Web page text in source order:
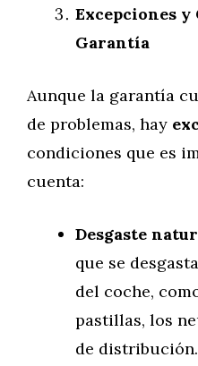
Excepciones
Garantía
Aunque la garantía
de problemas, hay
condiciones que es
cuenta:
Desgaste
que se
del coche,
pastillas, los
de distribución.